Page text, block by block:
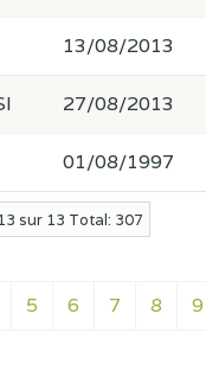
sur 13 Total: 307
5 6 7 8 9
13/08/2013
27/08/2013
01/08/1997